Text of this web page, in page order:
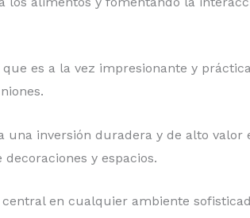
es a la vez impresionante y
inversión duradera y de alto valor
y espacios.
en cualquier ambiente